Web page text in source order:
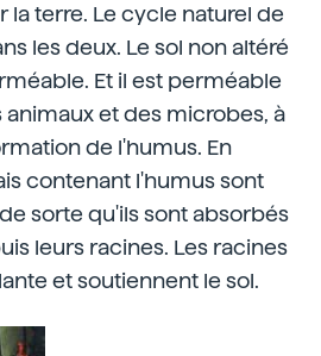
terre. Le cycle naturel de
les deux. Le sol non altéré
Et il est perméable
et des microbes, à
de l'humus. En
contenant l'humus sont
sorte qu'ils sont absorbés
leurs racines. Les racines
et soutiennent le sol.